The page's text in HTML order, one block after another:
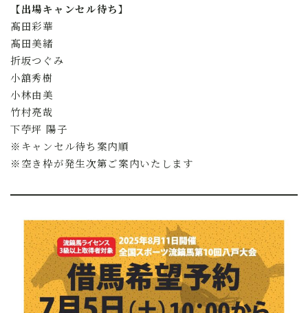
【出場キャンセル待ち】
髙田彩華
髙田美緒
折坂つぐみ
小舘秀樹
小林由美
竹村亮哉
下苧坪 陽子
※キャンセル待ち案内順
※空き枠が発生次第ご案内いたします